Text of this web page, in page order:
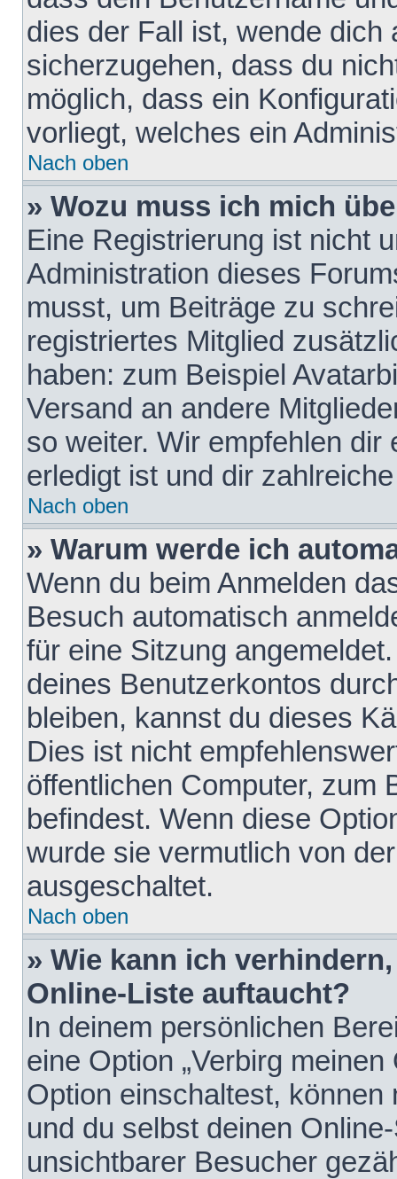
dies der Fall ist, wende dich
sicherzugehen, dass du
möglich, dass ein
vorliegt, welches ein
Nach oben
» Wozu muss ich mich
Eine Registrierung ist nicht
Administration dieses
musst, um Beiträge zu
registriertes Mitglied
haben: zum Beispiel
Versand an andere
so weiter. Wir empfehlen
erledigt ist und dir
Nach oben
» Warum werde ich
Wenn du beim Anmelden
Besuch automatisch
für eine Sitzung
deines Benutzerkontos
bleiben, kannst du dieses
Dies ist nicht
öffentlichen Computer, zum
befindest. Wenn diese
wurde sie vermutlich von
ausgeschaltet.
Nach oben
» Wie kann ich
Online-Liste auftaucht?
In deinem persönlichen
eine Option „Verbirg
Option einschaltest,
und du selbst deinen
unsichtbarer Besucher